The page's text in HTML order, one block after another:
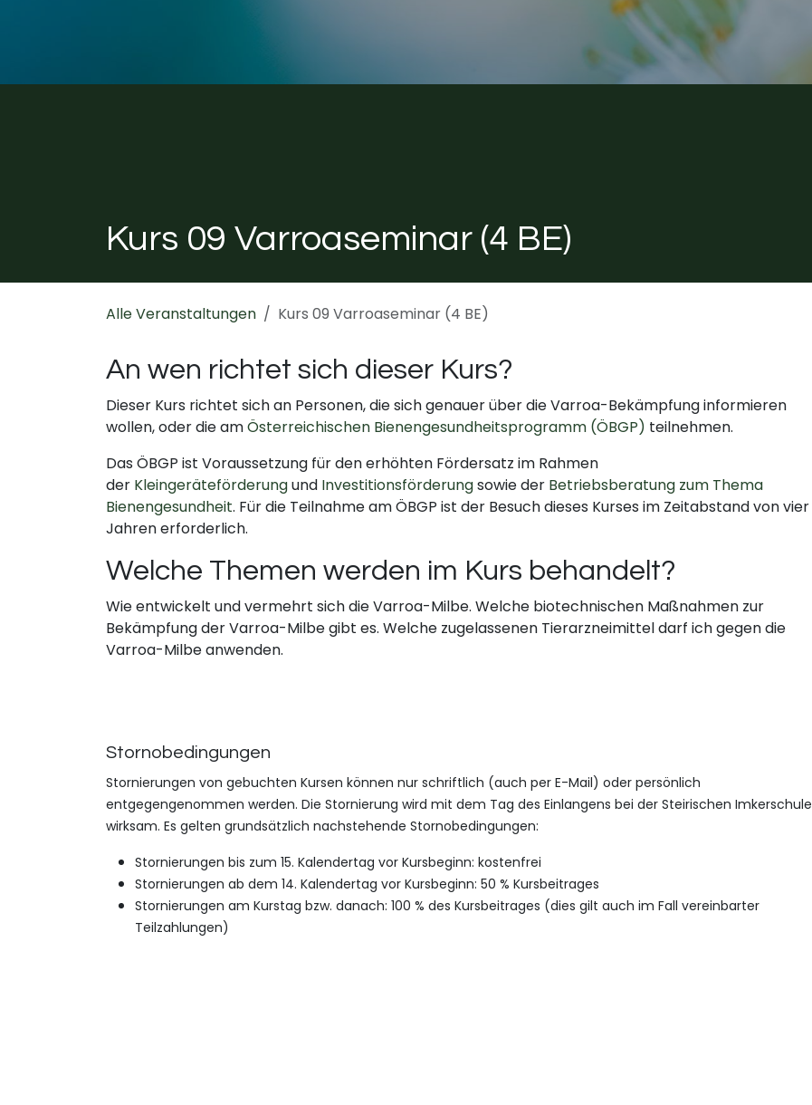
Kurs 09 Varroaseminar (4 BE)
Alle Veranstaltungen Kurs 09 Varroaseminar (4 BE)
An wen richtet sich dieser Kurs?
Dieser Kurs richtet sich an Personen, die sich genauer über die Varroa-Bekämpfung informieren
wollen, oder die amÖsterreichischen Bienengesundheitsprogramm (ÖBGP) teilnehmen.
Das ÖBGP ist Voraussetzung für den erhöhten Fördersatz im Rahmen
der Kleingeräteförderungund Investitionsförderungsowie der Betriebsberatung zum Thema
Bienengesundheit. Für die Teilnahme am ÖBGP ist der Besuch dieses Kurses im Zeitabstand von vier
Jahren erforderlich.
Welche Themen werden im Kurs behandelt?
Wie entwickelt und vermehrt sich die Varroa-Milbe. Welche biotechnischen Maßnahmen zur
Bekämpfung der Varroa-Milbe gibt es. Welche zugelassenen Tierarzneimittel darf ich gegen die
Varroa-Milbe anwenden.
Stornobeding​ungen
Stornierungen von gebuchte​n Kursen können nur schriftlich (auch per E-Mail) oder persönlich
entgegengenommen werden. Die Stornierung wird mit dem Tag des Einlangens bei der Steirischen Imkerschule
wirksam. Es gelten grundsätzlich n​achstehende Stornobedingungen:
Stornierungen bis zum 15. Kalendertag vor Kursbeginn: kostenfrei
Stornierungen ab dem 14. Kalendertag vor Kursbeginn: 50 % Kursbeitrages
Stornierungen am Kurstag bzw. danach: 100 % des Kursbeitrages (dies gilt auch im Fall vereinbarter
Teilzahlungen)